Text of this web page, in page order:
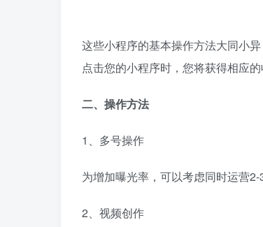
这些小程序的基本操作方法大同小
点击您的小程序时，您将获得相应的
二、操作方法
1、多号操作
为增加曝光率，可以考虑同时运营
2、视频创作